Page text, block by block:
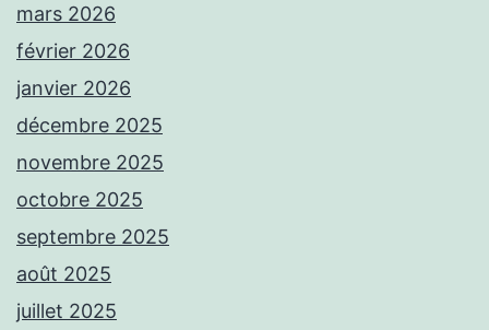
mars 2026
février 2026
janvier 2026
décembre 2025
novembre 2025
octobre 2025
septembre 2025
août 2025
juillet 2025